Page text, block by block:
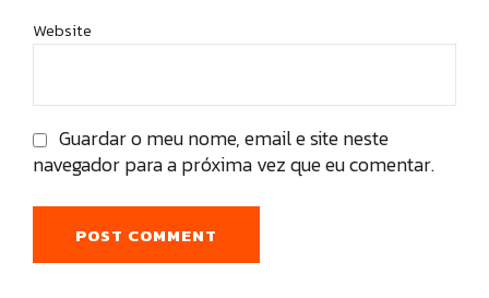
Website
Guardar o meu nome, email e site neste
navegador para a próxima vez que eu comentar.
POST COMMENT